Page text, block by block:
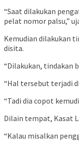
“Saat dilakukan
pelat nomor palsu,”
Kemudian dilakukan
disita.
“Dilakukan, tindakan
“Hal tersebut terjadi
“Tadi dia copot
Dilain tempat, Kasat
“Kalau misalkan